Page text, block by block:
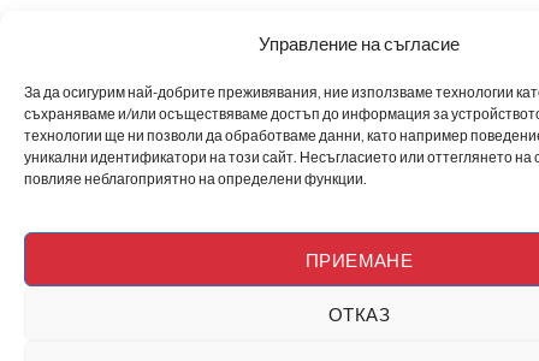
Управление на съгласие
За да осигурим най-добрите преживявания, ние използваме технологии
съхраняваме и/или осъществяваме достъп до информация за
технологии ще ни позволи да обработваме данни, като например
уникални идентификатори на този сайт. Несъгласието или оттеглянето на
повлияе неблагоприятно на определени функции.
ПРИЕМАНЕ
ОТКАЗ